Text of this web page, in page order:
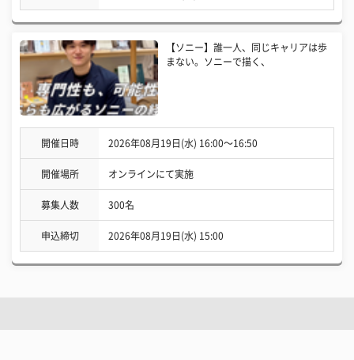
【ソニー】誰一人、同じキャリアは歩
まない。ソニーで描く、
開催日時 2026年08月19日(水) 16:00〜16:50
開催場所 オンラインにて実施
募集人数 300名
申込締切 2026年08月19日(水) 15:00